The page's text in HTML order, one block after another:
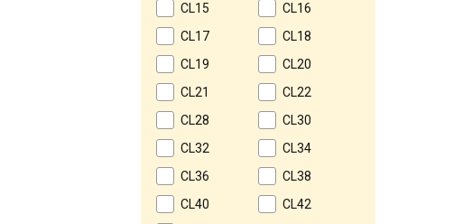
CL15
CL16
CL17
CL18
CL19
CL20
CL21
CL22
CL28
CL30
CL32
CL34
CL36
CL38
CL40
CL42